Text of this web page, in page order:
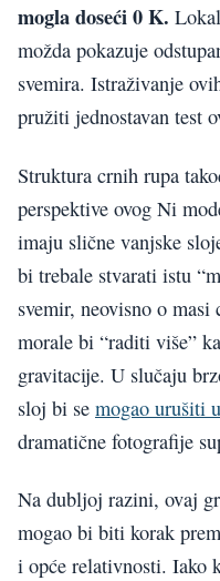
mogla doseći 0 K.
možda pokazuje
svemira. Istraživanje
pružiti jednostavan test
Struktura crnih rupa
perspektive ovog Ni
imaju slične vanjske
bi trebale stvarati istu
svemir, neovisno o
morale bi “raditi više”
gravitacije. U slučaju
sloj bi se mogao urušiti
dramatične fotografije
Na dubljoj razini, ovaj
mogao bi biti korak
i opće relativnosti. Iako